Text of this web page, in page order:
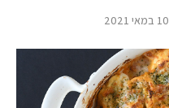
10 במאי 2021